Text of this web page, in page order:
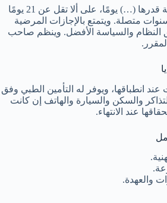
يستحق العامل إجازة سنوية قدرها (…) يومًا، على ألا تقل عن 21 يومًا
سنوات متصلة. ويتمتع بالإجازات المرضية
النظام والسياسة الأفضل. وينظم صاحب
انطباقها، ويوفر له التأمين الطبي وفق
والسكن والسيارة والهاتف إن كانت
عند الانتهاء.
والعهدة.